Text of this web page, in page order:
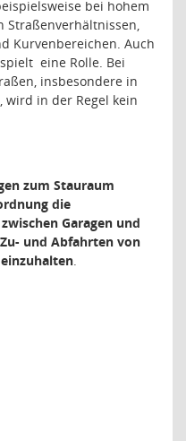
bei hohem
Straßenverhältnissen,
Kurvenbereichen. Auch
eine Rolle. Bei
insbesondere in
wird in der Regel kein
zum Stauraum
die
Garagen und
und Abfahrten von
.